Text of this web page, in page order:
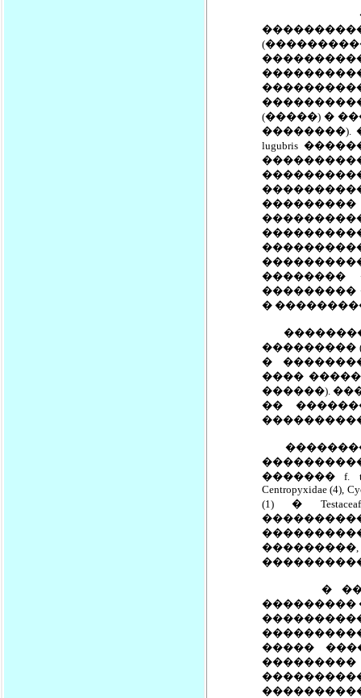
������
(�����) �
��������).
lugubris
��������
���������
�
���������
�
����
������).
��
��������
������� f.
Centropyxidae (4),
(1) �
�
���������
�����